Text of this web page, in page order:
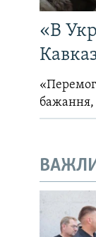
«В
бажання,